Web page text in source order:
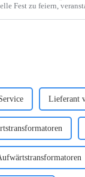
Fest zu feiern,
Lieferant